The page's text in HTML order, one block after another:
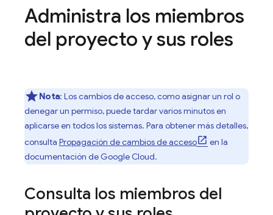
Administra los miembros
del proyecto y sus roles
Nota: Los cambios de acceso, como asignar un rol o
denegar un permiso, puede tardar varios minutos en
aplicarse en todos los sistemas. Para obtener más detalles,
consulta Propagación de cambios de acceso
en la
documentación de Google Cloud.
Consulta los miembros del